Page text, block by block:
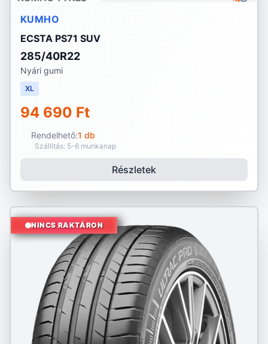
KUMHO
ECSTA PS71 SUV
285/40R22
Nyári gumi
XL
94 690 Ft
Rendelhető:1 db
Szállítás: 5-6 munkanap
Részletek
NINCS RAKTÁRON